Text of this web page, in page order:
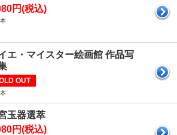
円(税込)
エ・マイスター絵画館 作品写
OUT
玉器選萃
円(税込)